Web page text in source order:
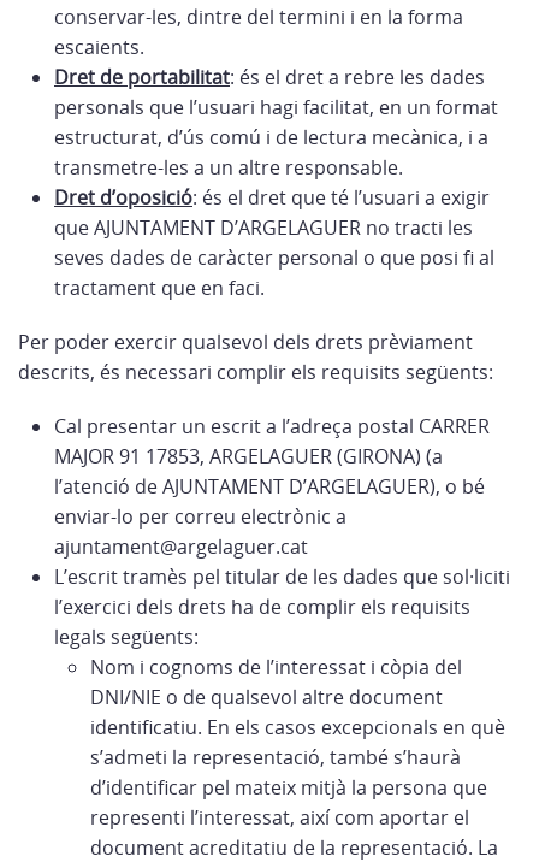
conservar-les, dintre del termini i en la forma
escaients.
Dret de portabilitat: és el dret a rebre les dades
personals que l’usuari hagi facilitat, en un format
estructurat, d’ús comú i de lectura mecànica, i a
transmetre-les a un altre responsable.
Dret d’oposició: és el dret que té l’usuari a exigir
que AJUNTAMENT D’ARGELAGUER no tracti les
seves dades de caràcter personal o que posi fi al
tractament que en faci.
Per poder exercir qualsevol dels drets prèviament
descrits, és necessari complir els requisits següents:
Cal presentar un escrit a l’adreça postal CARRER
MAJOR 91 17853, ARGELAGUER (GIRONA) (a
l’atenció de AJUNTAMENT D’ARGELAGUER), o bé
enviar-lo per correu electrònic a
ajuntament@argelaguer.cat
L’escrit tramès pel titular de les dades que sol·liciti
l’exercici dels drets ha de complir els requisits
legals següents:
Nom i cognoms de l’interessat i còpia del
DNI/NIE o de qualsevol altre document
identificatiu. En els casos excepcionals en què
s’admeti la representació, també s’haurà
d’identificar pel mateix mitjà la persona que
representi l’interessat, així com aportar el
document acreditatiu de la representació. La